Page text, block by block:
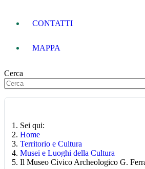
CONTATTI
MAPPA
Cerca
Sei qui:
Home
Territorio e Cultura
Musei e Luoghi della Cultura
Il Museo Civico Archeologico G.